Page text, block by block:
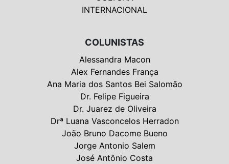
INTERNACIONAL
COLUNISTAS
Alessandra Macon
Alex Fernandes França
Ana Maria dos Santos Bei Salomão
Dr. Felipe Figueira
Dr. Juarez de Oliveira
Drª Luana Vasconcelos Herradon
João Bruno Dacome Bueno
Jorge Antonio Salem
José Antônio Costa